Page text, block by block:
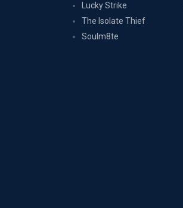
Lucky Strike
The Isolate Thief
Soulm8te